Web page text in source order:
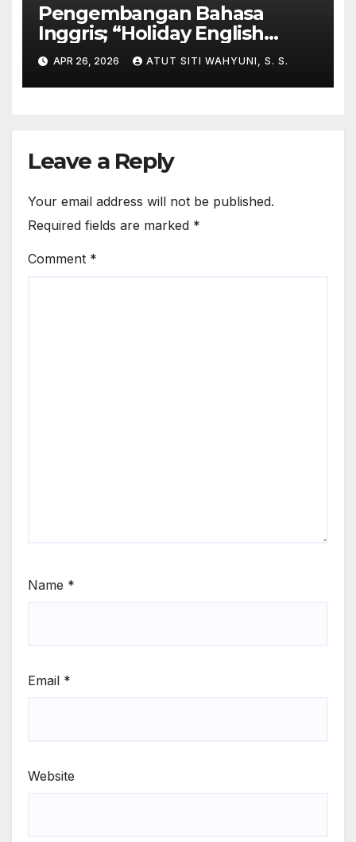
Pengembangan Bahasa
Inggris; “Holiday English
Program” di Kampung
Inggris-Pare
APR 26, 2026 ATUT SITI WAHYUNI, S. S.
Leave a Reply
Your email address will not be published.
Required fields are marked *
Comment *
Name *
Email *
Website